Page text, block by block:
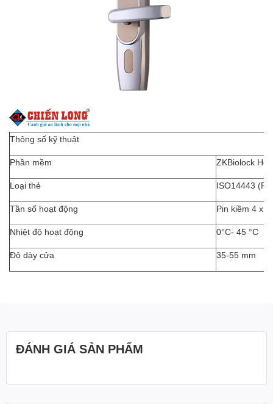
Thông số kỹ thuật
Phần mềm ZKBiolock Hệ
Loại thẻ ISO14443
Tần số hoạt động Pin kiềm 4 x
Nhiệt độ hoạt động 0°C- 45 °C
Độ dày cửa 35-55 mm
ĐÁNH GIÁ SẢN PHẨM